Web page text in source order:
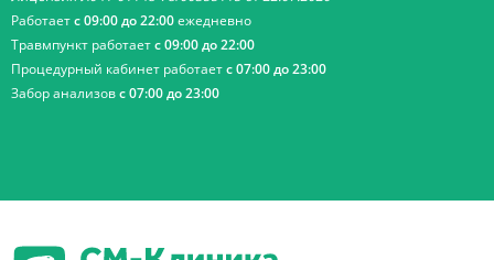
Работаетс 09:00 до 22:00ежедневно
Травмпункт работаетс 09:00 до 22:00
Процедурный кабинет работаетс 07:00 до 23:00
Забор анализовс 07:00 до 23:00